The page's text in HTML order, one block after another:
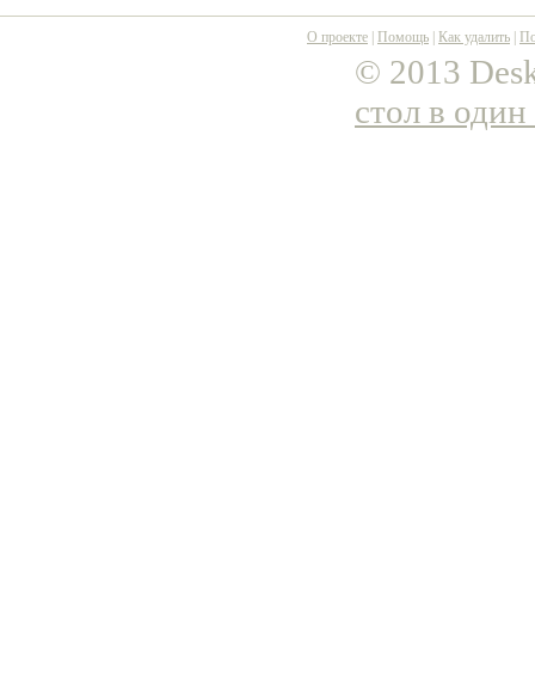
О проекте Помощь Как удалить
© 2013
стол в